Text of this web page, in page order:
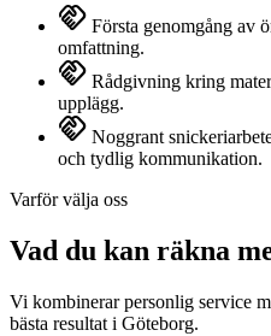
handshake Första genomgång av
omfattning.
handshake Rådgivning kring
upplägg.
handshake Noggrant
och tydlig kommunikation.
Varför välja oss
Vad du kan räkna
Vi kombinerar personlig service
bästa resultat i Göteborg.